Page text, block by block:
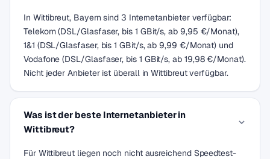
In Wittibreut, Bayern sind 3 Internetanbieter verfügbar:
Telekom (DSL/Glasfaser, bis 1 GBit/s, ab 9,95 €/Monat),
1&1 (DSL/Glasfaser, bis 1 GBit/s, ab 9,99 €/Monat) und
Vodafone (DSL/Glasfaser, bis 1 GBit/s, ab 19,98 €/Monat).
Nicht jeder Anbieter ist überall in Wittibreut verfügbar.
Was ist der beste Internetanbieter in
Wittibreut?
Für Wittibreut liegen noch nicht ausreichend Speedtest-